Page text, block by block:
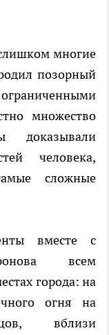
многие
позорный
множество
доказывали
человека,
сложные
вместе с
всем
города: на
огня на
вблизи